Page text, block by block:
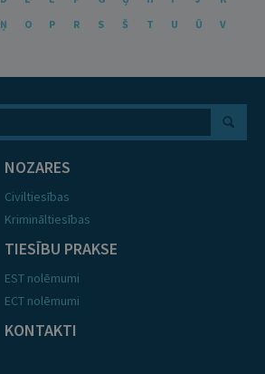
Ņ O P R S Š T U Ū
V
NOZARES
Civiltiesības
Krimināltiesības
TIESĪBU PRAKSE
EST nolēmumi
ECT nolēmumi
KONTAKTI